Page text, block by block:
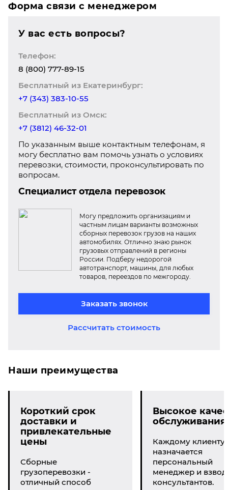
Форма связи с менеджером
У вас есть вопросы?
Телефон:
8 (800) 777-89-15
Бесплатный из Екатеринбург:
+7 (343) 383-10-55
Бесплатный из Омск:
+7 (3812) 46-32-01
По указанным выше контактным телефонам, я
могу бесплатно вам помочь узнать о условиях
перевозки, стоимости, проконсультировать по
вопросам.
Специалист отдела перевозок
Могу предложить организациям и
частным лицам варианты возможных
сборных перевозок грузов на наших
автомобилях. Отлично знаю рынок
грузовых отправлений в регионы
России. Подберу недорогой
автотранспорт, машины, для любых
товаров, переездов по межгороду.
Заказать звонок
Рассчитать стоимость
Наши преимущества
Короткий срок
доставки и
привлекательные
цены
Сборные
грузоперевозки -
отличный способ
Высокое
обслуживания
Каждому клиенту
назначается
персональный
менеджер и взвод
консультантов.